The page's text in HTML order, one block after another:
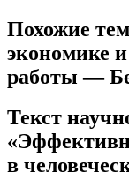
Похожие
экономике
работы —
Текст
в